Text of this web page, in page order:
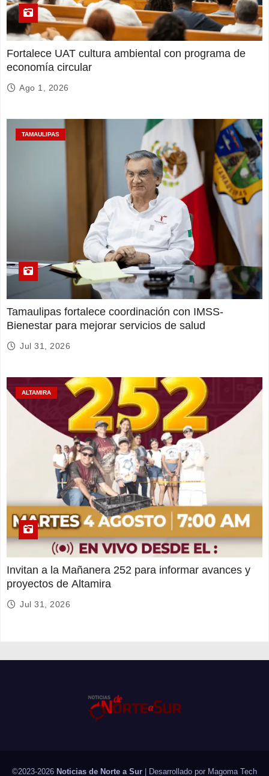
Fortalece UAT cultura ambiental con programa de
economía circular
Ago 1, 2026
TAMAULIPAS
Tamaulipas fortalece coordinación con IMSS-
Bienestar para mejorar servicios de salud
Jul 31, 2026
ALTAMIRA
Invitan a la Mañanera 252 para informar avances y
proyectos de Altamira
Jul 31, 2026
©2023-2026 Noticias de Norte a Sur | Desarrollado por Magoma Tech